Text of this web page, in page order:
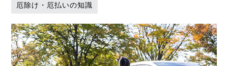
厄除け・厄払いの知識